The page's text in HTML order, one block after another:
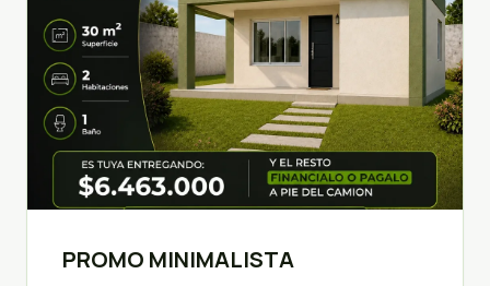
PROMO MINIMALISTA